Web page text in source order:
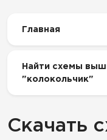
Главная
Найти схемы
"колокольчик"
Скачать